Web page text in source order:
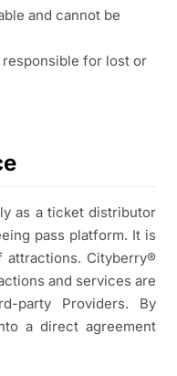
and cannot be
for lost or
as a ticket distributor
pass platform. It is
attractions. Cityberry®
and services are
party Providers. By
a direct agreement